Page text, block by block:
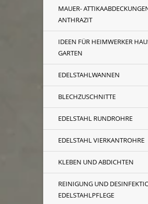
MAUER-
ANTHRAZIT
IDEEN FÜR HEIMWERKER
GARTEN
EDELSTAHLWANNEN
BLECHZUSCHNITTE
EDELSTAHL RUNDROHRE
EDELSTAHL VIERKANTROHRE
KLEBEN UND ABDICHTEN
REINIGUNG UND
EDELSTAHLPFLEGE